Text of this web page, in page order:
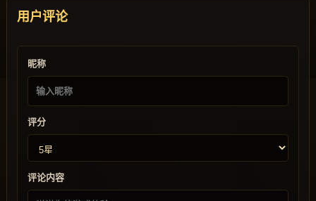
用户评论
昵称
评分
评论内容